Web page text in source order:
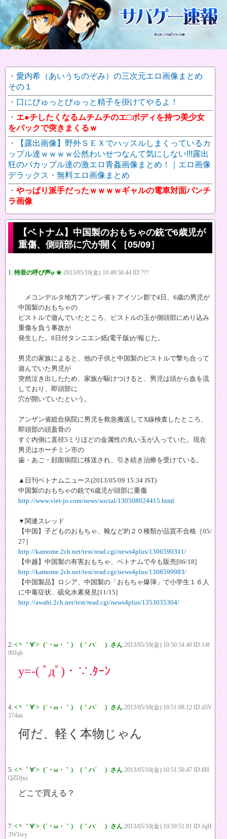
愛内希（あいうちのぞみ）の三次元エロ画像まとめ
その１
口にびゅっとびゅっと精子を掛けてやるよ！
エ●チしたくなるムチムチのエ□ボディを持つ美少女
をバックで突きまくるｗ
【露出画像】野外ＳＥＸでハッスルしまくっているカ
ップル達ｗｗｗｗ公然わいせつなんて気にしない!!!露出
狂のバカップル達の激エロ青姦画像まとめ！｜エロ画像
デラックス・無料エロ画像まとめ
やっぱり派手だったｗｗｗｗギャルの電車対面パンチ
ラ画像
【ベトナム】中国製のおもちゃの銃で6歳児が
重傷、側頭部に穴が開く［05/09］
1: 特亜の呼び声φ ★ 2013/05/10(金) 10:49:50.44 ID:???
メコンデルタ地方アンザン省トアイソン郡で4日、6歳の男児が
中国製のおもちゃの
ピストルで遊んでいたところ、ピストルの玉が側頭部にめり込み
重傷を負う事故が
発生した。8日付タンニエン紙(電子版)が報じた。
男児の家族によると、他の子供と中国製のピストルで撃ち合って
遊んでいた男児が
突然泣き出したため、家族が駆けつけると、男児は頭から血を流
しており、即頭部に
穴が開いていたという。
アンザン省総合病院に男児を救急搬送してX線検査したところ、
即頭部の頭蓋骨の
すぐ内側に直径5ミリほどの金属性の丸い玉が入っていた。現在
男児はホーチミン市の
歯・あご・顔面病院に移送され、引き続き治療を受けている。
▲日刊ベトナムニュース(2013/05/09 15:34 JST)
中国製のおもちゃの銃で6歳児が頭部に重傷
http://www.viet-jo.com/news/social/130508024415.html
▼関連スレッド
【中国】子どものおもちゃ、靴など約２０種類が品質不合格［05/
27］
http://kamome.2ch.net/test/read.cgi/news4plus/1306590311/
【中越】中国製の有害おもちゃ、ベトナムで今も販売[06/18]
http://kamome.2ch.net/test/read.cgi/news4plus/1308599983/
【中国製品】ロシア、中国製の「おもちゃ爆弾」で小学生１６人
に中毒症状、硫化水素発見[11/15]
http://awabi.2ch.net/test/read.cgi/news4plus/1353035304/
2: <丶｀∀´>（´・ω・｀）（｀ハ´ ）さん 2013/05/10(金) 10:50:54.40 ID:14f
99Jqh
y=-( ﾟдﾟ)・∵.ﾀｰﾝ
4: <丶｀∀´>（´・ω・｀）（｀ハ´ ）さん 2013/05/10(金) 10:51:08.12 ID:d3V
374au
何だ、軽く本物じゃん
5: <丶｀∀´>（´・ω・｀）（｀ハ´ ）さん 2013/05/10(金) 10:51:50.47 ID:8H
QZDjxz
どこで買える？
7: <丶｀∀´>（´・ω・｀）（｀ハ´ ）さん 2013/05/10(金) 10:59:51.81 ID:JqH
3W1wy